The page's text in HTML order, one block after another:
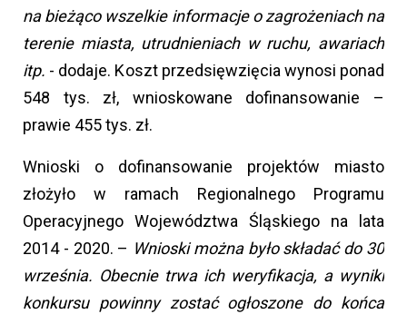
na bieżąco wszelkie informacje o zagrożeniach na
terenie miasta, utrudnieniach w ruchu, awariach
itp. - dodaje. Koszt przedsięwzięcia wynosi ponad
548 tys. zł, wnioskowane dofinansowanie –
prawie 455 tys. zł.
Wnioski o dofinansowanie projektów miasto
złożyło w ramach Regionalnego Programu
Operacyjnego Województwa Śląskiego na lata
2014 - 2020. – Wnioski można było składać do 30
września. Obecnie trwa ich weryfikacja, a wyniki
konkursu powinny zostać ogłoszone do końca